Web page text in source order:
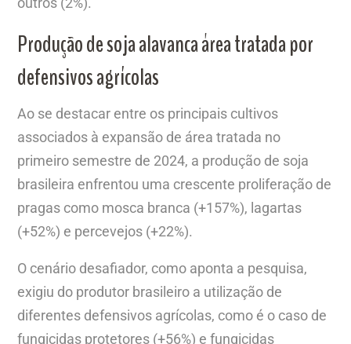
Produção de soja alavanca área tratada por
defensivos agrícolas
Ao se destacar entre os principais cultivos
associados à expansão de área tratada no
primeiro semestre de 2024, a produção de soja
brasileira enfrentou uma crescente proliferação de
pragas como mosca branca (+157%), lagartas
(+52%) e percevejos (+22%).
O cenário desafiador, como aponta a pesquisa,
exigiu do produtor brasileiro a utilização de
diferentes defensivos agrícolas, como é o caso de
fungicidas protetores (+56%) e fungicidas